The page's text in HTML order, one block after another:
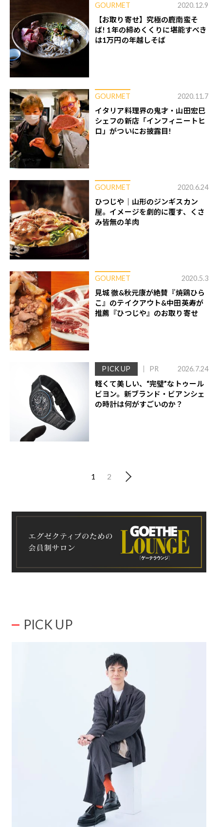
GOURMET 2020.12.9
【お取り寄せ】究極の鹿南蛮そ
ば! 1年の締めくくりに堪能すべき
は1万円の年越しそば
GOURMET 2020.11.7
イタリア料理界の鬼才・山田宏巳
シェフの新店「インフィニートヒ
ロ」がついにお披露目!
GOURMET 2020.6.24
ひつじや｜山形のジンギスカン
屋。イメージを劇的に覆す、くさ
み皆無の羊肉
GOURMET 2020.5.3
見城 徹&秋元康が絶賛『焼鶏ひら
こ』のテイクアウト&中田英寿が
推薦『ひつじや』のお取り寄せ
PICK UP PR 2026.7.24
軽くて美しい、“完璧”なトゥール
ビヨン。新ブランド・ビアンシェ
の時計は何がすごいのか？
1 2
PICK UP